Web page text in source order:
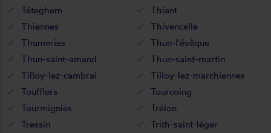
Téteghem
Thiant
Thiennes
Thivencelle
Thumeries
Thun-l'évêque
Thun-saint-amand
Thun-saint-martin
Tilloy-lez-cambrai
Tilloy-lez-marchiennes
Toufflers
Tourcoing
Tourmignies
Trélon
Tressin
Trith-saint-léger